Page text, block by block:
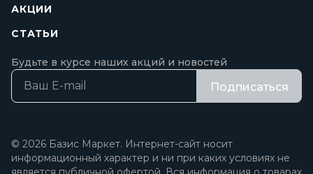
АКЦИИ
СТАТЬИ
Будьте в курсе наших акций и новостей
Подписаться
© 2026 Базис Маркет. Интернет-сайт носит
информационный характер и ни при каких условиях не